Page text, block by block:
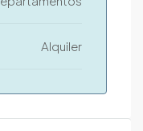
Alquiler